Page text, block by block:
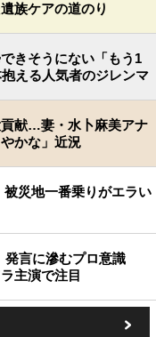
族ケアの道のり
きそうにない「もう1
える人気者のジレンマ
献…妻・水卜麻美アナ
かな」近況
災地一番乗りがエラい
言に滲むプロ意識
主演で注目